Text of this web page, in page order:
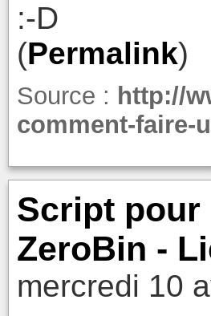
:-D
(Permalink)
Source : http://
comment-faire-
Script pour
ZeroBin -
mercredi 10